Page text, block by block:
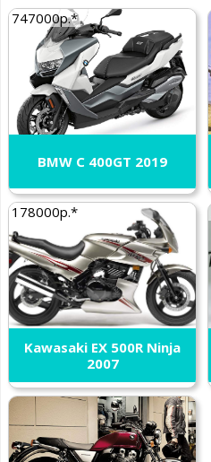
747000р.*
BMW C 400GT 2019
178000р.*
Kawasaki EX 500R Ninja
2007